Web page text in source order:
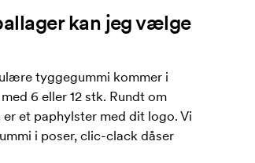
kan jeg vælge
tyggegummi kommer i
6 eller 12 stk. Rundt om
et paphylster med dit logo. Vi
i poser, clic-clack dåser